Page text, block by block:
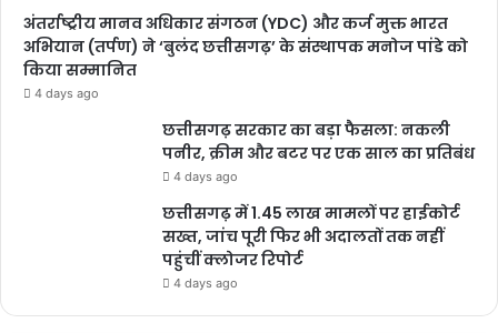
अंतर्राष्ट्रीय मानव अधिकार संगठन (YDC) और कर्ज मुक्त भारत
अभियान (तर्पण) ने ‘बुलंद छत्तीसगढ़’ के संस्थापक मनोज पांडे को
किया सम्मानित
4 days ago
छत्तीसगढ़ सरकार का बड़ा फैसला: नकली
पनीर, क्रीम और बटर पर एक साल का प्रतिबंध
4 days ago
छत्तीसगढ़ में 1.45 लाख मामलों पर हाईकोर्ट
सख्त, जांच पूरी फिर भी अदालतों तक नहीं
पहुंचीं क्लोजर रिपोर्ट
4 days ago